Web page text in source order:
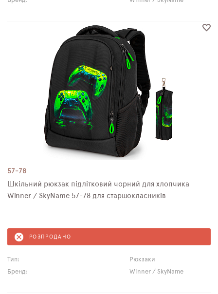
57-78
Шкільний рюкзак підлітковий чорний для хлопчика
Winner / SkyName 57-78 для старшокласників
РОЗПРОДАНО
Тип:
Рюкзаки
Бренд:
Winner / SkyName